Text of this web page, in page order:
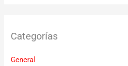
Categorías
General